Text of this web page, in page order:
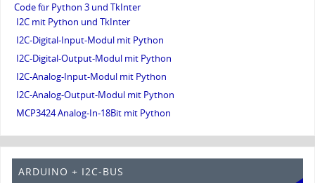
Code für Python 3 und TkInter
I2C mit Python und TkInter
I2C-Digital-Input-Modul mit Python
I2C-Digital-Output-Modul mit Python
I2C-Analog-Input-Modul mit Python
I2C-Analog-Output-Modul mit Python
MCP3424 Analog-In-18Bit mit Python
ARDUINO + I2C-BUS